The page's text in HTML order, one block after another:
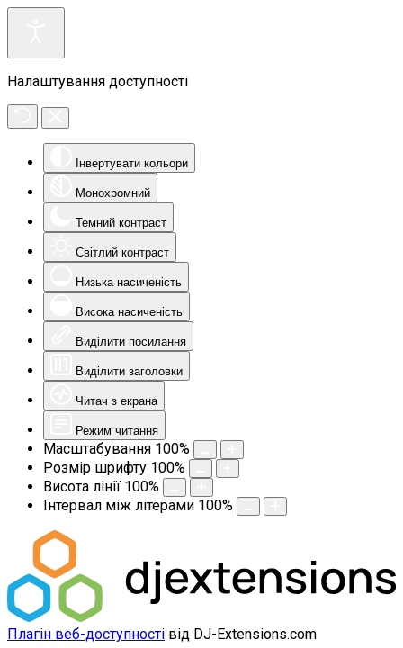
Налаштування доступності
Інвертувати кольори
Монохромний
Темний контраст
Світлий контраст
Низька насиченість
Висока насиченість
Виділити посилання
Виділити заголовки
Читач з екрана
Режим читання
Масштабування 100%
Розмір шрифту 100%
Висота лінії 100%
Інтервал між літерами 100%
Плагін веб-доступності від DJ-Extensions.com